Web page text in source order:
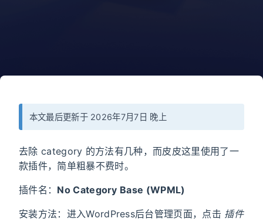
本文最后更新于 2026年7月7日 晚上
去除 category 的方法有几种，而皮皮这里使用了一
款插件，简单粗暴不费时。
插件名： No Category Base (WPML)
安装方法：进入WordPress后台管理页面，点击 插件